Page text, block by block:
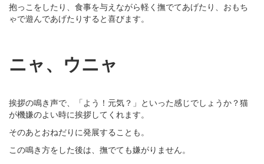
抱っこをしたり、食事を与えながら軽く撫でてあげたり、おもち
ゃで遊んであげたりすると喜びます。
ニャ、ウニャ
挨拶の鳴き声で、「よう！元気？」といった感じでしょうか？猫
が機嫌のよい時に挨拶してくれます。
そのあとおねだりに発展することも。
この鳴き方をした後は、撫でても嫌がりません。